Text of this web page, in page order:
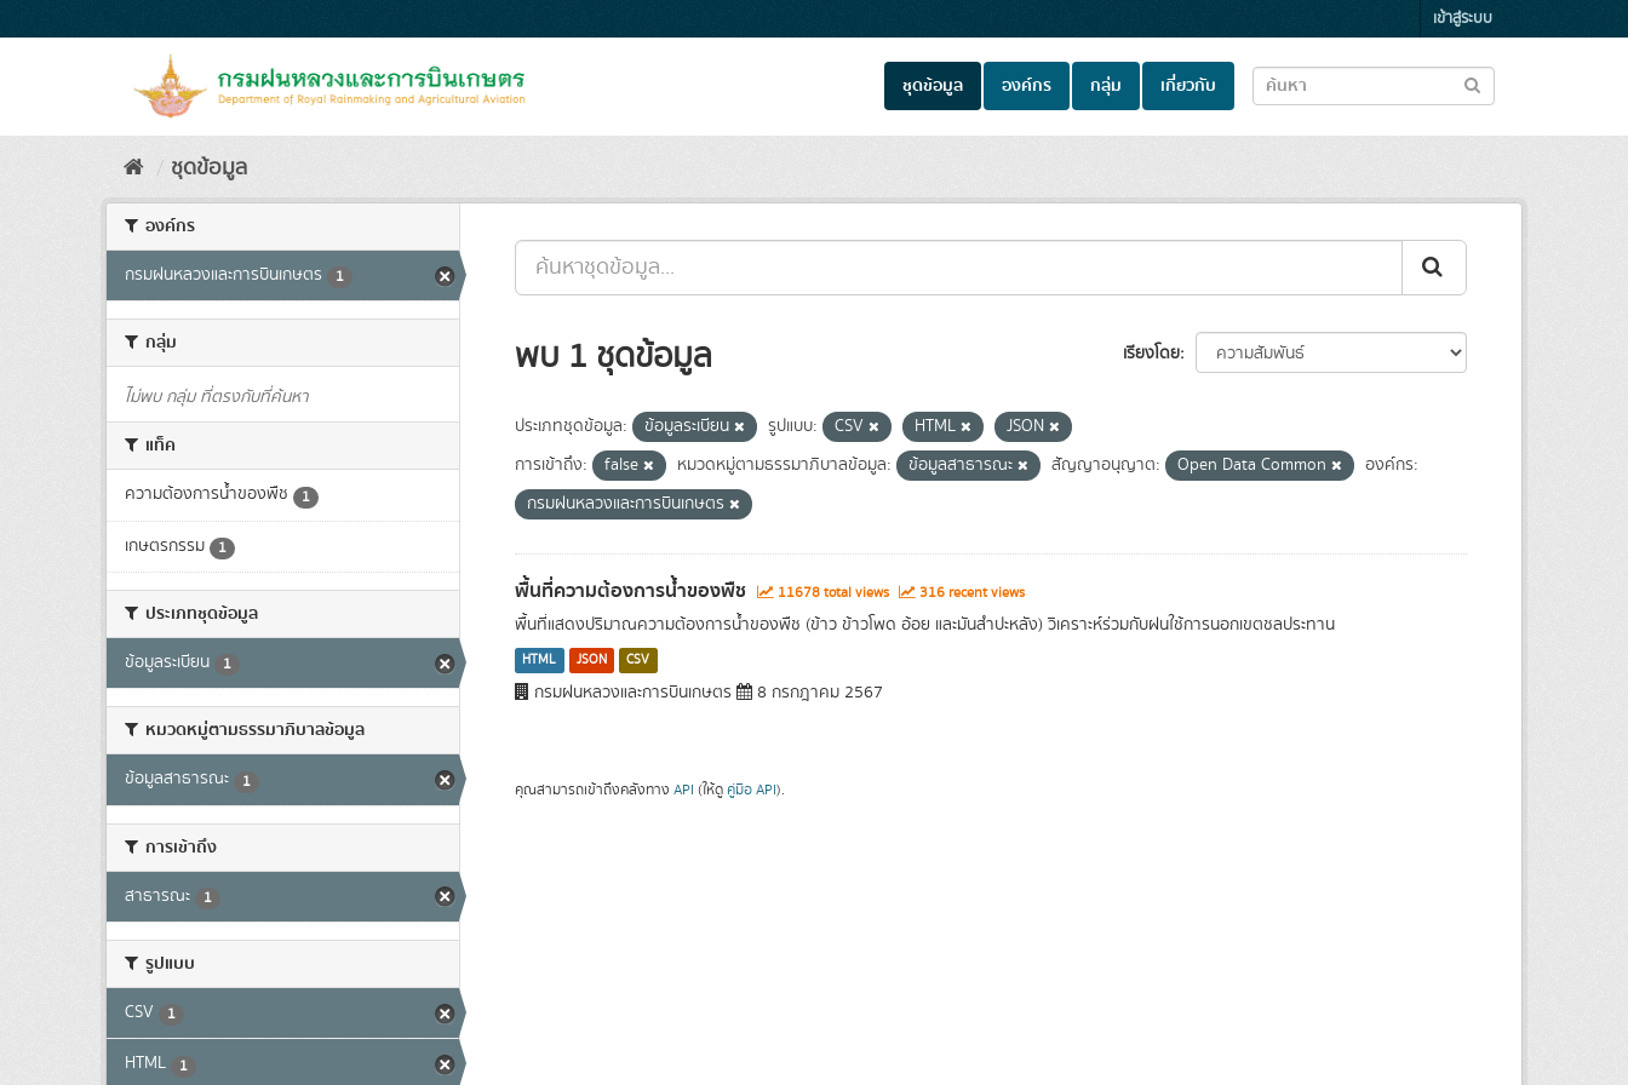
to
เข้าสู่ระบบ
ชุดข้อมูล องค์กร กลุ่ม เกี่ยวกับ
ชุดข้อมูล
องค์กร
กรมฝนหลวงและการบินเกษตร 1
กลุ่ม
ไม่พบ กลุ่ม ที่ตรงกับที่ค้นหา
แท็ค
ความต้องการน้ำของพืช 1
เกษตรกรรม 1
ประเภทชุดข้อมูล
ข้อมูลระเบียน 1
หมวดหมู่ตามธรรมาภิบาลข้อมูล
ข้อมูลสาธารณะ 1
การเข้าถึง
สาธารณะ 1
รูปแบบ
CSV 1
HTML 1
เรียงโดย
พบ 1 ชุดข้อมูล
ประเภทชุดข้อมูล: ข้อมูลระเบียน รูปแบบ: CSV HTML
JSON
การเข้าถึง:
false หมวดหมู่ตามธรรมาภิบาลข้อมูล: ข้อมูลสาธารณะ สัญญาอนุญาต: Open Data Common
องค์กร:
กรมฝนหลวงและการบินเกษตร
พื้นที่ความต้องการน้ำของพืช 11678 total views 316 recent views
พื้นที่แสดงปริมาณความต้องการน้ำของพืช (ข้าว ข้าวโพด อ้อย และมันสำปะหลัง) วิเคราะห์ร่วมกับฝนใช้การนอกเขตชลประทาน
HTML JSON CSV
กรมฝนหลวงและการบินเกษตร 8 กรกฎาคม 2567
คุณสามารถเข้าถึงคลังทาง API (ให้ดู คู่มือ API).